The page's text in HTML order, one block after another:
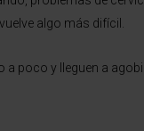
algo más difícil.
poco y lleguen a